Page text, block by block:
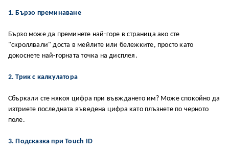
1. Бързо преминаване
Бързо може да преминете най-горе в страница ако сте
"скроллвали" доста в мейлите или бележките, просто като
докоснете най-горната точка на дисплея.
2. Трик с калкулатора
Сбъркали сте някоя цифра при въвждането им? Може спокойно да
изтриете последната въведена цифра като плъзнете по черното
поле.
3. Подсказка при Touch ID